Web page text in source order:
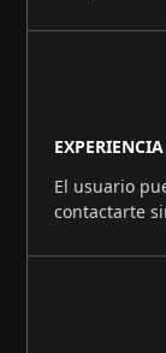
El usuario
contactarte